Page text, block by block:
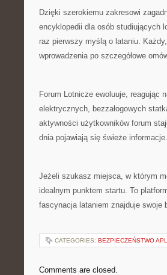
Dzięki szerokiemu zakresowi
encyklopedii dla osób studiujących
raz pierwszy myślą o lataniu.
wprowadzenia po szczegółowe
Forum Lotnicze ewoluuje, reagując
elektrycznych, bezzałogowych
aktywności użytkowników forum
dnia pojawiają się świeże informacje.
Jeżeli szukasz miejsca, w którym
idealnym punktem startu. To
fascynacja lataniem znajduje swoje
CATEGORIES: BEZPIECZEŃSTWO
Comments are closed.